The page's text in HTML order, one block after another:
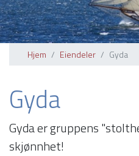
Hjem Eiendeler Gyda
Gyda
Gyda er gruppens
skjønnhet!